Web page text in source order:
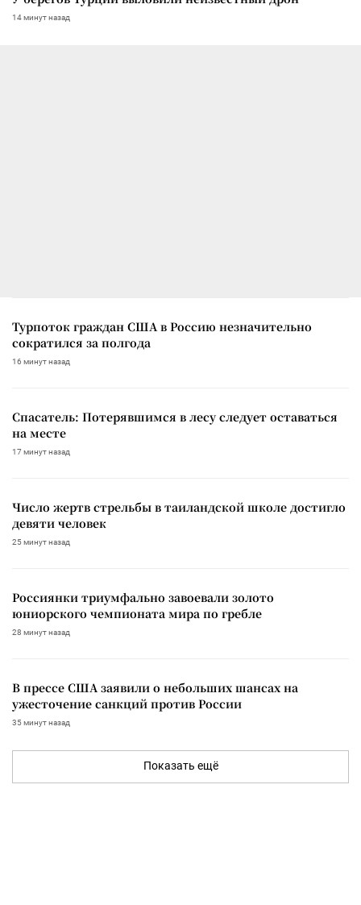
14 минут назад
Турпоток граждан США в Россию незначительно
сократился за полгода
16 минут назад
Спасатель: Потерявшимся в лесу следует оставаться
на месте
17 минут назад
Число жертв стрельбы в таиландской школе достигло
девяти человек
25 минут назад
Россиянки триумфально завоевали золото
юниорского чемпионата мира по гребле
28 минут назад
В прессе США заявили о небольших шансах на
ужесточение санкций против России
35 минут назад
Показать ещё